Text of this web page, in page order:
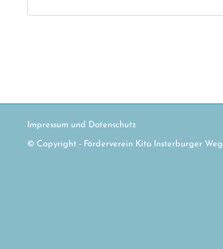
Impressum und Datenschutz
© Copyright - Förderverein Kita Insterburger Weg